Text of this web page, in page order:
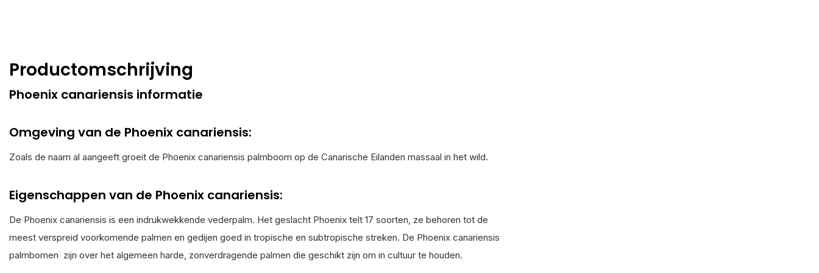
Productomschrijving
Phoenix canariensis informatie
Omgeving van de Phoenix canariensis:
Zoals de naam al aangeeft groeit de Phoenix canariensis palmboom op de Canarische Eilanden massaal in het wild.
Eigenschappen van de Phoenix canariensis:
De Phoenix canariensis is een indrukwekkende vederpalm. Het geslacht Phoenix telt 17 soorten, ze behoren tot de
meest verspreid voorkomende palmen en gedijen goed in tropische en subtropische streken. De Phoenix canariensis
palmbomen zijn over het algemeen harde, zonverdragende palmen die geschikt zijn om in cultuur te houden.